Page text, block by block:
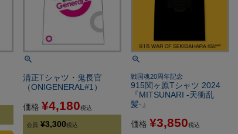
清正Tシャツ・鬼長官
（ONIGENERAL#1）
価格 ¥4,180税込
会員 ¥3,300税込
戦国魂20周年記念
915関ヶ原Tシャツ 2024
『MITSUNARI -天衝乱
髪-』
価格 ¥3,850税込